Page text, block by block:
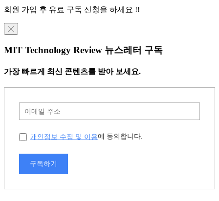
회원 가입 후 유료 구독 신청을 하세요 !!
╳
MIT Technology Review 뉴스레터 구독
가장 빠르게 최신 콘텐츠를 받아 보세요.
개인정보 수집 및 이용에 동의합니다.
구독하기